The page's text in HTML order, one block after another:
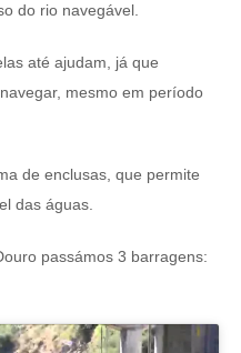
do rio navegável.
até ajudam, já que
mesmo em período
de enclusas, que permite
das águas.
passámos 3 barragens: